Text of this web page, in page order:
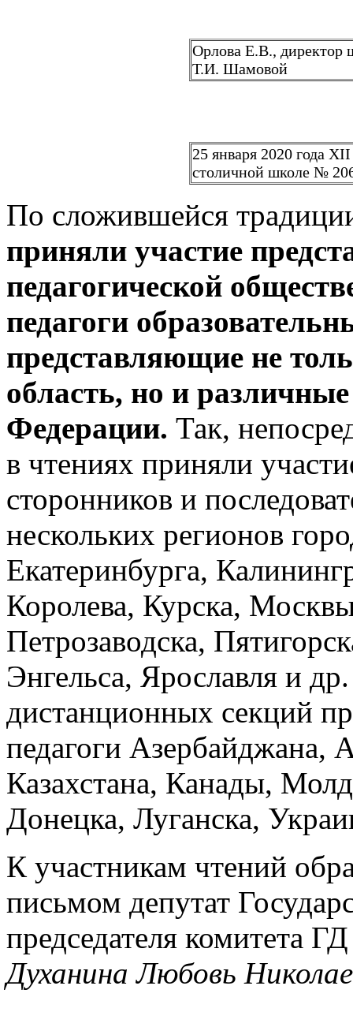
Орлова Е.В., директор
Т.И. Шамовой
25 января 2020 года
столичной школе №
По сложившейся
приняли участие
педагогической
педагоги
представляющие не
область, но и
Федерации. Так,
в чтениях приняли
сторонников и
нескольких регионов
Екатеринбурга,
Королева, Курска,
Петрозаводска,
Энгельса, Ярославля и
дистанционных секций
педагоги Азербайджана,
Казахстана, Канады,
Донецка, Луганска,
К участникам чтений
письмом депутат
председателя комитета
Духанина Любовь